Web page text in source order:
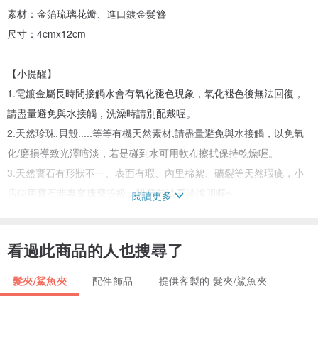
素材：金箔琉璃花瓣、進口鍍金髮簪
尺寸：4cmx12cm
【小提醒】
1.電鍍金屬長時間接觸水會有氧化褪色現象，氧化褪色後無法回復，
請盡量避免與水接觸，洗澡時請別配戴喔。
2.天然珍珠,貝殼.....等等有機天然素材,請盡量避免與水接觸，以免氧
化/磨損導致光澤暗淡，若是碰到水可用軟布擦拭保持乾燥喔。
3.天然寶石有形狀不一、表面有瑕、內里棉絮、礦裂等天然瑕疵，小
店使用寶石非專業珠寶等級，購買前請看清說明喔~
【包裝說明】
若桑一般都是採用減碳環保包裝
閱讀更多
看過此商品的人也搜尋了
髮夾/鯊魚夾 配件飾品 提供客製的 髮夾/鯊魚夾